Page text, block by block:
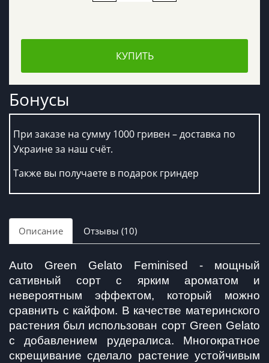
КУПИТЬ
Бонусы
При заказе на сумму 1000 гривен – доставка по
Украине за наш счёт.
Также вы получаете в подарок гриндер
Описание Отзывы (10)
Auto Green Gelato Feminised - мощный
сативный сорт с ярким ароматом и
невероятным эффектом, который можно
сравнить с кайфом. В качестве материнского
растения был использован сорт Green Gelato
с добавлением рудералиса. Многократное
скрещивание сделало растение устойчивым